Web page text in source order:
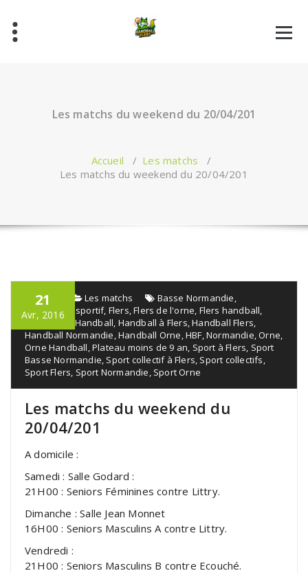
contenu
Les matchs du weekend du 20/04/201
Accueil / Les matchs /
Les matchs du weekend du 20/04/201
21
Avr, 2016
admin Les matchs Basse Normandie
Événement sportif, Flers ,Flers de l'orne Flers handball
Flers sport
Handball Handball à Flers ,Handball Flers
Handball Normandie ,Handball Orne ,HBF ,Normandie ,Orne
Orne Handball ,Plateau moins de 9 an Sport à Flers Sport
Basse Normandie Sport collectif à Flers Sport collectifs
Sport Flers Sport Normandie Sport Orne
Les matchs du weekend du
20/04/201
A domicile :
Samedi : Salle Godard :
21H00 : Seniors Féminines contre Littry.
Dimanche : Salle Jean Monnet
16H00 : Seniors Masculins A contre Littry.
Vendredi :
21H00 : Seniors Masculins B contre Ecouché.